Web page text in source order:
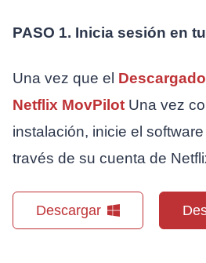
PASO 1. Inicia sesión en
Una vez que el
Netflix MovPilotUna vez
instalación, inicie el
través de su cuenta de
Descargar